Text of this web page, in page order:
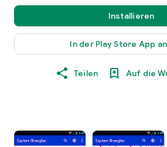
Installieren
In der Play Store App
Teilen Auf die